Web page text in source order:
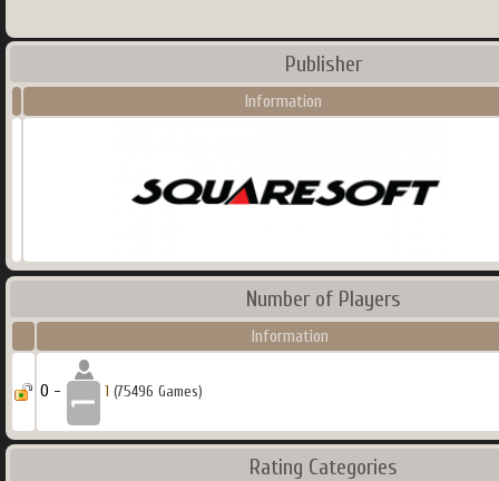
Publisher
Information
Number of Players
Information
0 - 1 (75496 Games)
Rating Categories